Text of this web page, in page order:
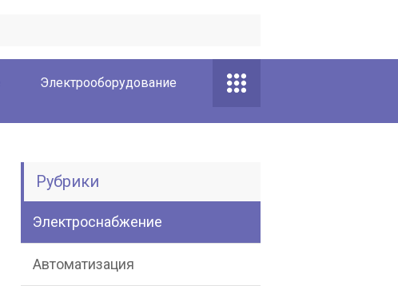
Электрооборудование
Рубрики
Электроснабжение
Автоматизация